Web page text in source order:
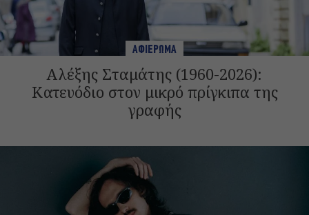
ΑΦΙΕΡΩΜΑ
Αλέξης Σταμάτης (1960-2026):
Κατευόδιο στον μικρό πρίγκιπα της
γραφής